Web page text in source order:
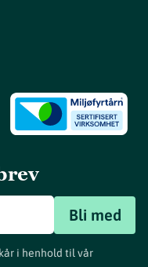
Bli med
i henhold til vår